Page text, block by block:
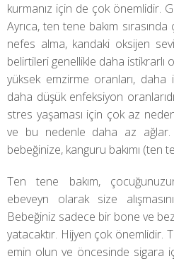
kurmanız için de çok önemlidir.
Ayrıca, ten tene bakım
nefes alma, kandaki oksijen
belirtileri genellikle daha istikrarlı
yüksek emzirme oranları, daha
daha düşük enfeksiyon
stres yaşaması için çok az
ve bu nedenle daha az
bebeğinize, kanguru bakımı (ten
Ten tene bakım,
ebeveyn olarak size
Bebeğiniz sadece bir bone ve
yatacaktır. Hijyen çok önemlidir.
emin olun ve öncesinde sigara